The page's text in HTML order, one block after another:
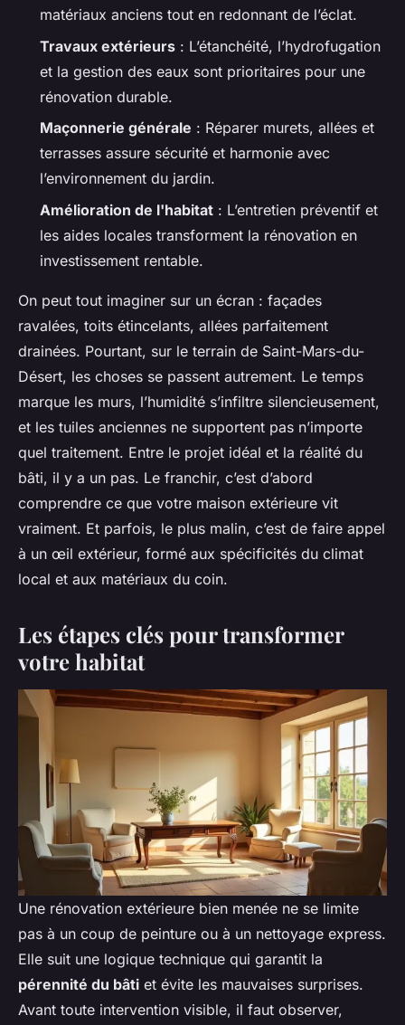
matériaux anciens tout en redonnant de l’éclat.
Travaux extérieurs : L’étanchéité, l’hydrofugation
et la gestion des eaux sont prioritaires pour une
rénovation durable.
Maçonnerie générale : Réparer murets, allées et
terrasses assure sécurité et harmonie avec
l’environnement du jardin.
Amélioration de l'habitat : L’entretien préventif et
les aides locales transforment la rénovation en
investissement rentable.
On peut tout imaginer sur un écran : façades
ravalées, toits étincelants, allées parfaitement
drainées. Pourtant, sur le terrain de Saint-Mars-du-
Désert, les choses se passent autrement. Le temps
marque les murs, l’humidité s’infiltre silencieusement,
et les tuiles anciennes ne supportent pas n’importe
quel traitement. Entre le projet idéal et la réalité du
bâti, il y a un pas. Le franchir, c’est d’abord
comprendre ce que votre maison extérieure vit
vraiment. Et parfois, le plus malin, c’est de faire appel
à un œil extérieur, formé aux spécificités du climat
local et aux matériaux du coin.
Les étapes clés pour transformer
votre habitat
Une rénovation extérieure bien menée ne se limite
pas à un coup de peinture ou à un nettoyage express.
Elle suit une logique technique qui garantit la
pérennité du bâti et évite les mauvaises surprises.
Avant toute intervention visible, il faut observer,